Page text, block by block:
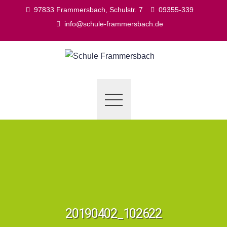
97833 Frammersbach, Schulstr. 7
09355-339
info@schule-frammersbach.de
20190402_102622